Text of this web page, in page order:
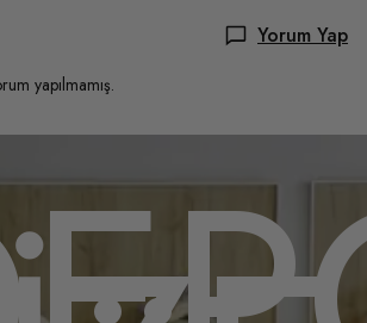
Yorum Yap
yapılmamış.